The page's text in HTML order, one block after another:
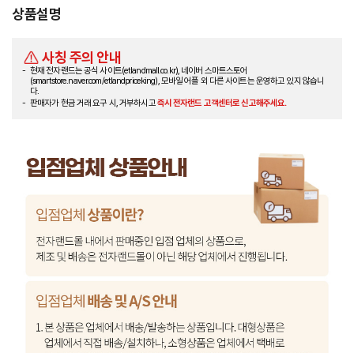
상품설명
사칭 주의 안내
현재 전자랜드는 공식 사이트(etlandmall.co.kr), 네이버 스마트스토어
(smartstore.naver.com/etlandpriceking), 모바일 어플 외 다른 사이트는 운영하고 있지 않습니
다.
판매자가 현금 거래 요구 시, 거부하시고즉시 전자랜드 고객센터로 신고해주세요.